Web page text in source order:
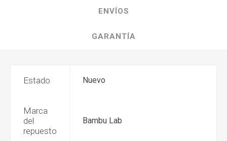
ENVÍOS
GARANTÍA
Estado Nuevo
Marca
del
repuesto
Bambu Lab